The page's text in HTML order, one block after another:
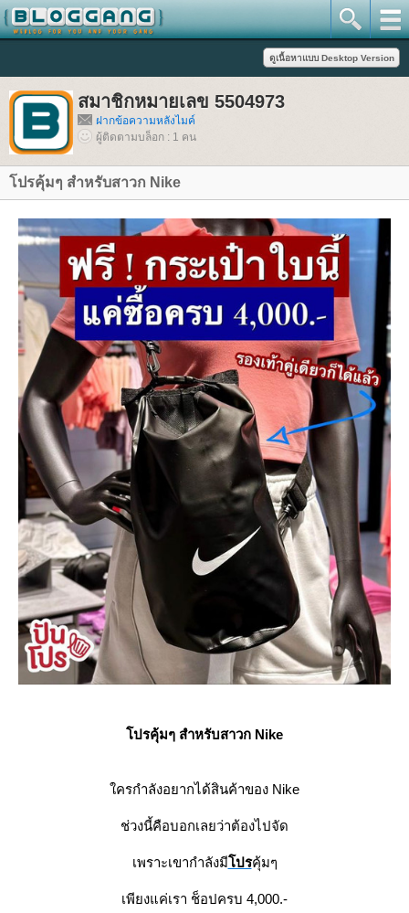
สมาชิกหมายเลข 5504973
ฝากข้อความหลังไมค์
ผู้ติดตามบล็อก : 1 คน
ปรคุ้มๆ สำหรับสาวก Nike
ปรคุ้มๆ สำหรับสาวก Nike
ครกำลังอยากได้สินค้าของ Nike
ช่วงนี้คือบอกเลยว่าต้องไปจัด
เพราะเขากำลังมีปรคุ้มๆ
เพียงแค่เรา ช็อปครบ 4,000.-